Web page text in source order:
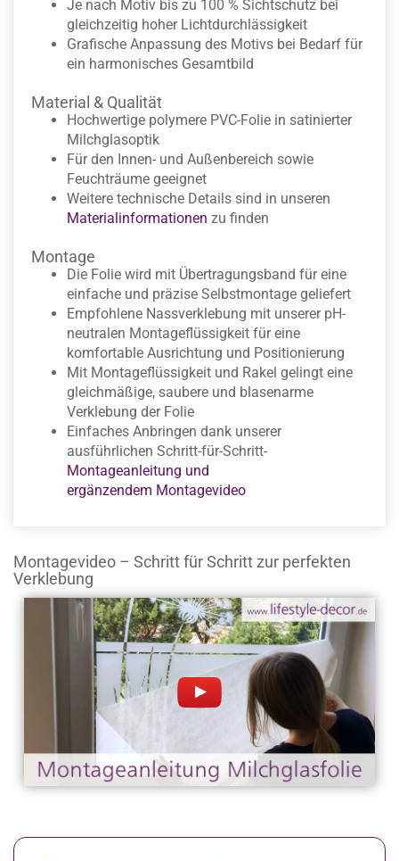
Je nach Motiv bis zu 100 % Sichtschutz bei
gleichzeitig hoher Lichtdurchlässigkeit
Grafische Anpassung des Motivs bei Bedarf für
ein harmonisches Gesamtbild
Material & Qualität
Hochwertige polymere PVC-Folie in satinierter
Milchglasoptik
Für den Innen- und Außenbereich sowie
Feuchträume geeignet
Weitere technische Details sind in unseren
Materialinformationen zu finden
Montage
Die Folie wird mit Übertragungsband für eine
einfache und präzise Selbstmontage geliefert
Empfohlene Nassverklebung mit unserer pH-
neutralen Montageflüssigkeit für eine
komfortable Ausrichtung und Positionierung
Mit Montageflüssigkeit und Rakel gelingt eine
gleichmäßige, saubere und blasenarme
Verklebung der Folie
Einfaches Anbringen dank unserer
ausführlichen Schritt-für-Schritt-
Montageanleitung und
ergänzendem Montagevideo
Montagevideo – Schritt für Schritt zur perfekten
Verklebung